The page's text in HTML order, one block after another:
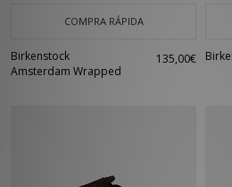
COMPRA RÁPIDA
Birkenstock
Amsterdam Wrapped
135,00€